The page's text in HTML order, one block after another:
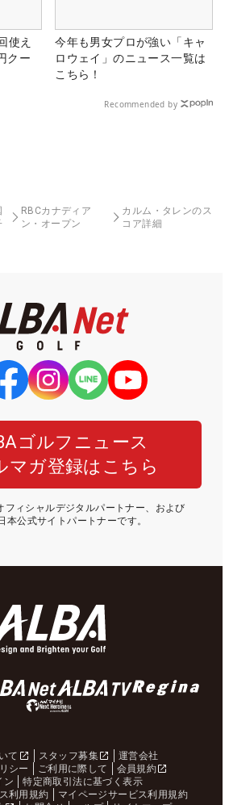
使え
クー
今年も男女プロが強い「キャ
ロウェイ」のニュース一覧は
こちら！
Recommended by
RBCカナディア
ン・オープン
カルム・タレンのス
コア詳細
ゴルフニュース
マガ登録はこちら
フィシャルデジタルパートナー、および
本公式サイトパートナーです。
て スタッフ募集
運営会社
シー
ご利用に際して
会員規約
ン
特定商取引法に基づく表示
利用規約
マイページサービス利用規約